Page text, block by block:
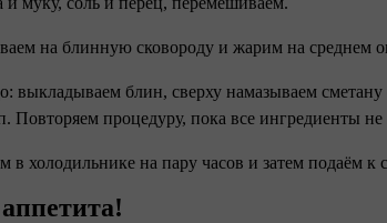
на блинную сковороду и жарим на среднем
выкладываем блин, сверху намазываем
Повторяем процедуру, пока все ингредиенты не
в холодильнике на пару часов и затем подаём к